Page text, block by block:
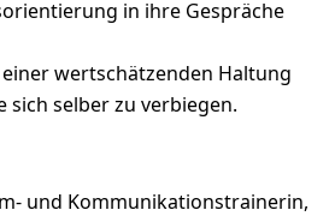
in ihre Gespräche
einer wertschätzenden Haltung
sich selber zu verbiegen.
und Kommunikationstrainerin,